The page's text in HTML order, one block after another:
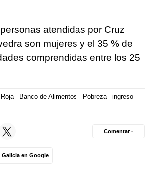
atendidas por Cruz
son mujeres y el 35 % de
comprendidas entre los 25
Banco de Alimentos Pobreza
ingreso
Galicia en Google
Comentar ·